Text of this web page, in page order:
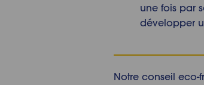
une fois par
développer
Notre conseil eco-